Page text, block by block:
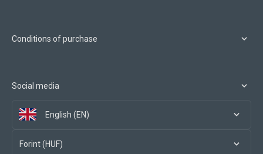
Conditions of purchase
Social media
English (EN)
Forint (HUF)